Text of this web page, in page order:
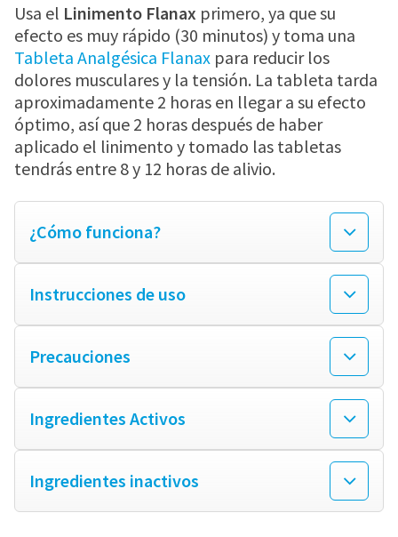
LARINGITIS
COVID TEST
Usa el Linimento Flanax primero, ya que su
efecto es muy rápido (30 minutos) y toma una
Tableta Analgésica Flanax para reducir los
dolores musculares y la tensión. La tableta tarda
aproximadamente 2 horas en llegar a su efecto
óptimo, así que 2 horas después de haber
aplicado el linimento y tomado las tabletas
tendrás entre 8 y 12 horas de alivio.
¿Cómo funciona?
Instrucciones de uso
Precauciones
Ingredientes Activos
Ingredientes inactivos